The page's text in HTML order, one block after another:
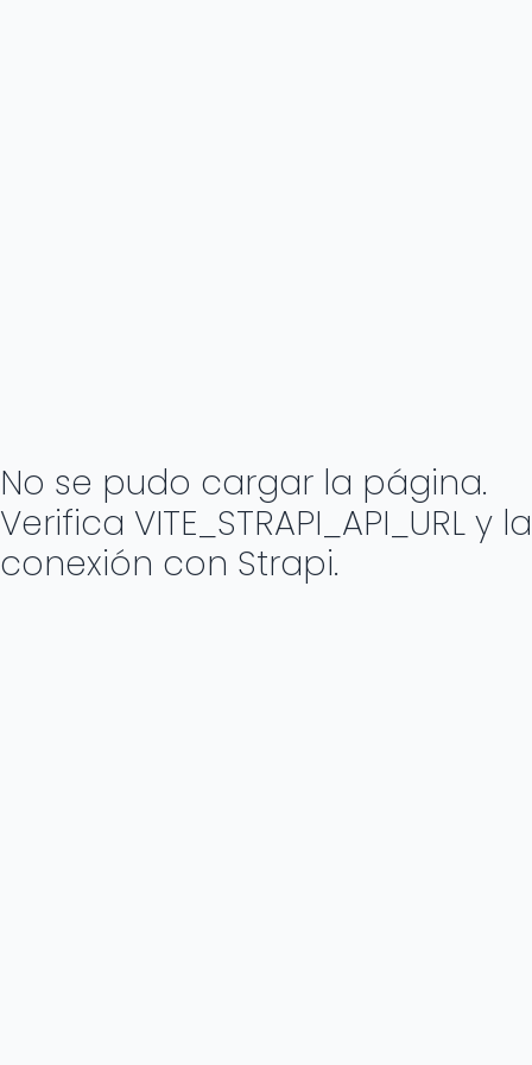
No se pudo cargar la página.
Verifica VITE_STRAPI_API_URL y la
conexión con Strapi.